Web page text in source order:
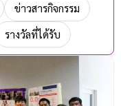
ข่าวสารกิจกรรม
รางวัลที่ได้รับ